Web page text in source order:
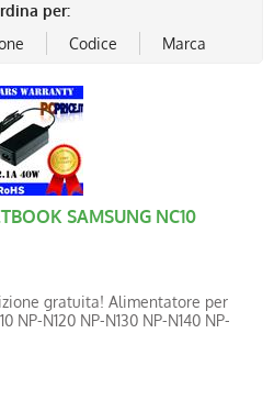
per:
SAMSUNG NC10
gratuita! Alimentatore per
NP-N120 NP-N130 NP-N140 NP-